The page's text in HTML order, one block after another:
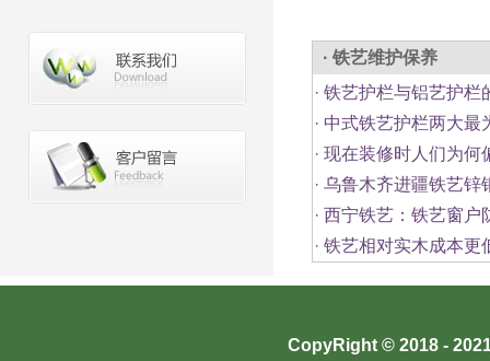
· 铁艺维护保养
· 铁艺护栏与铝艺护栏
· 中式铁艺护栏两大最
· 现在装修时人们为何
· 乌鲁木齐进疆铁艺锌
· 西宁铁艺：铁艺窗户
· 铁艺相对实木成本更
CopyRight © 2018 -